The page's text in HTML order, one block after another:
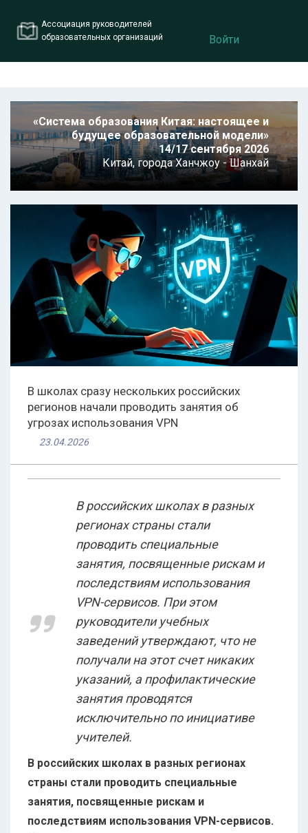
Ассоциация руководителей
образовательных организаций
Войти
«Система образования Китая: настоящее и
будущее образовательной модели»
14/17 сентября 2026
Китай,города Ханчжоу - Шанхай
В школах сразу нескольких российских
регионов начали проводить занятия об
угрозах использования VPN
23.04.2026
В российских школах в разных
регионах страны стали
проводить специальные
занятия, посвященные рискам и
последствиям использования
VPN-сервисов. При этом
руководители учебных
заведений утверждают, что не
получали на этот счет никаких
указаний, а профилактические
занятия проводятся
исключительно по инициативе
учителей.
В российских школах в разных регионах
страны стали проводить специальные
занятия, посвященные рискам и
последствиям использования VPN-сервисов.